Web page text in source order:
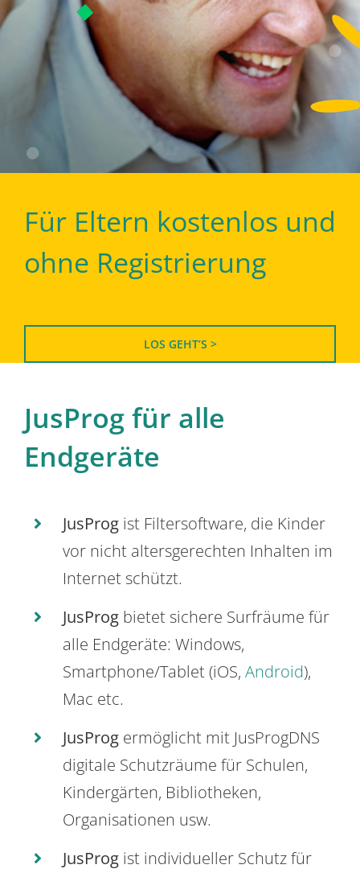
Für Eltern kostenlos und
ohne Registrierung
LOS GEHT’S >
JusProg für alle
Endgeräte
JusProg ist Filtersoftware, die Kinder
vor nicht altersgerechten Inhalten im
Internet schützt.
JusProg bietet sichere Surfräume für
alle Endgeräte: Windows,
Smartphone/Tablet (iOS, Android),
Mac etc.
JusProg ermöglicht mit JusProgDNS
digitale Schutzräume für Schulen,
Kindergärten, Bibliotheken,
Organisationen usw.
JusProg ist individueller Schutz für